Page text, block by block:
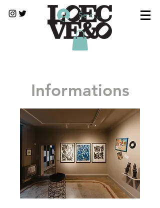
Se connecter
Informations